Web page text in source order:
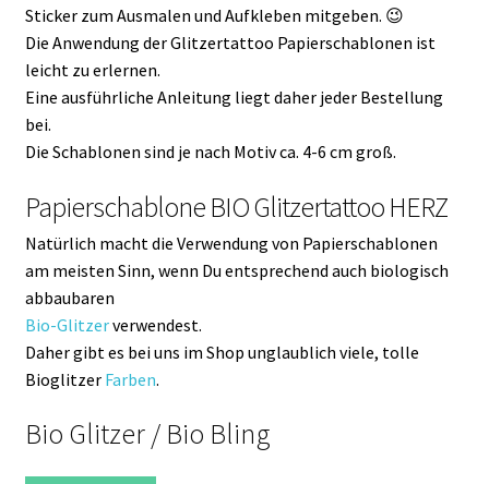
Sticker zum Ausmalen und Aufkleben mitgeben. 😉
Die Anwendung der Glitzertattoo Papierschablonen ist
leicht zu erlernen.
Eine ausführliche Anleitung liegt daher jeder Bestellung
bei.
Die Schablonen sind je nach Motiv ca. 4-6 cm groß.
Papierschablone BIO Glitzertattoo HERZ
Natürlich macht die Verwendung von Papierschablonen
am meisten Sinn, wenn Du entsprechend auch biologisch
abbaubaren
Bio-Glitzerverwendest.
Daher gibt es bei uns im Shop unglaublich viele, tolle
Bioglitzer Farben.
Bio Glitzer / Bio Bling